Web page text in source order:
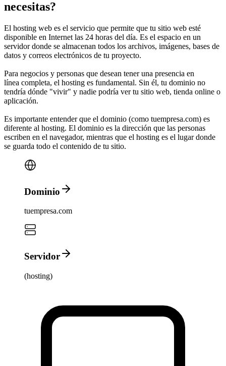
necesitas?
El hosting web es el servicio que permite que tu sitio web esté
disponible en Internet las 24 horas del día. Es el espacio en un
servidor donde se almacenan todos los archivos, imágenes, bases de
datos y correos electrónicos de tu proyecto.
Para negocios y personas que desean tener una presencia en
línea completa, el hosting es fundamental. Sin él, tu dominio no
tendría dónde "vivir" y nadie podría ver tu sitio web, tienda online o
aplicación.
Es importante entender que el dominio (como tuempresa.com) es
diferente al hosting. El dominio es la dirección que las personas
escriben en el navegador, mientras que el hosting es el lugar donde
se guarda todo el contenido de tu sitio.
Dominio
tuempresa.com
Servidor
(hosting)